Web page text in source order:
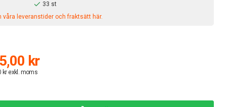
33 st
våra leveranstider och fraktsätt här.
kr
kr exkl. moms